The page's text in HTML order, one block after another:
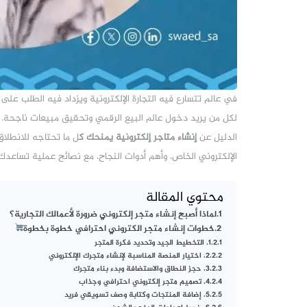
في عالم تتسارع فيه التجارة الإلكترونية ويزداد فيه الطلب
لكل من يريد دخول عالم البيع الرقمي وتحقيق مبيعات
الدليل عنإنشاء متاجر إلكترونية يمنحك كل ما تحتاجه
الإلكتروني الخاص، وأهم أدوات النجاح، مع نصائح عملية
محتوي المقالة
لماذا أصبح إنشاء متجر إلكتروني ضرورة لأعمالك التجارية؟
خطوات إنشاء متجر الكتروني احترافي خطوة بخطوة
1. التخطيط الجيد وتحديد فكرة المتجر
2. اختيار المنصة المناسبة لإنشاء متجرك الإلكتروني
3. حجز النطاق والاستضافة وبدء بناء متجرك
4. تصميم متجر إلكتروني احترافي وجذاب
5. إضافة المنتجات وكتابة وصف تسويقي فريد